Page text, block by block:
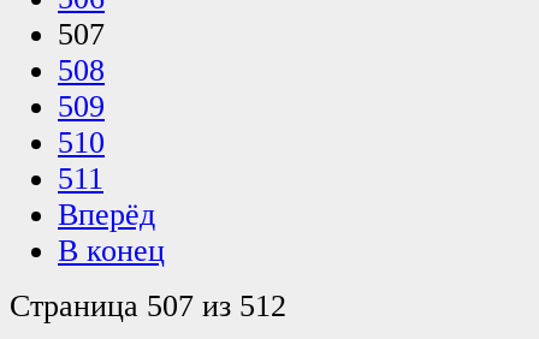
507
508
509
510
511
Вперёд
В конец
Страница 507 из 512